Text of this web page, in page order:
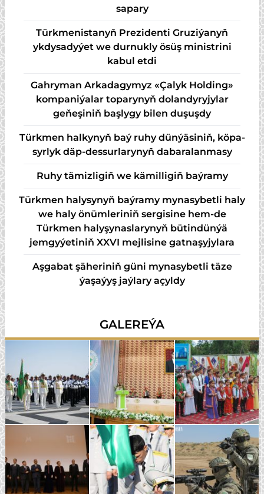
sapary
Türkmenistanyň Prezidenti Gruziýanyň
ykdysadyýet we durnukly ösüş ministrini
kabul etdi
Gahryman Arkadagymyz «Çalyk Holding»
kompaniýalar toparynyň dolandyryjylar
geňeşiniň başlygy bilen duşuşdy
Türk­men hal­ky­nyň baý ru­hy dün­ýä­si­niň, kö­pa­
syr­lyk däp-des­sur­la­ry­nyň da­ba­ra­lan­ma­sy
Ruhy tämizligiň we kämilligiň baýramy
Türkmen halysynyň baýramy mynasybetli haly
we haly önümleriniň sergisine hem-de
Türkmen halyşynaslarynyň bütindünýä
jemgyýetiniň XXVI mejlisine gatnaşyjylara
Aşgabat şäheriniň güni mynasybetli täze
ýaşaýyş jaýlary açyldy
GALEREÝA